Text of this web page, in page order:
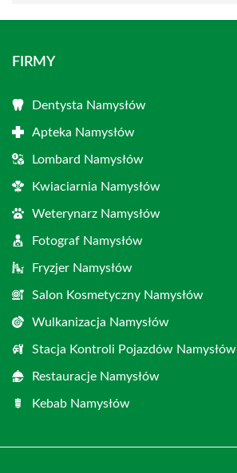
FIRMY
Dentysta Namysłów
Apteka Namysłów
Lombard Namysłów
Kwiaciarnia Namysłów
Weterynarz Namysłów
Fotograf Namysłów
Fryzjer Namysłów
Salon Kosmetyczny Namysłów
Wulkanizacja Namysłów
Stacja Kontroli Pojazdów Namysłów
Restauracje Namysłów
Kebab Namysłów